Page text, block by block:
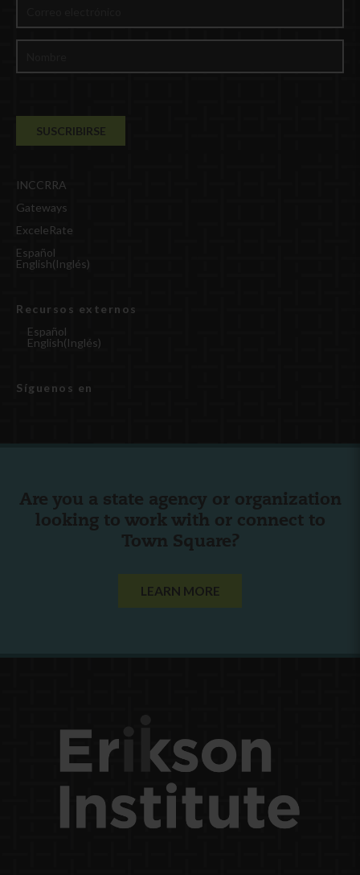
INCCRRA
Gateways
ExceleRate
Español
English(Inglés)
Recursos externos
Español
English(Inglés)
Síguenos en
Are you a state agency or organization
looking to work with or connect to
Town Square?
LEARN MORE